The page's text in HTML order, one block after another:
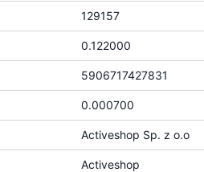
129157
0.122000
5906717427831
0.000700
Activeshop Sp. z o.o
Activeshop